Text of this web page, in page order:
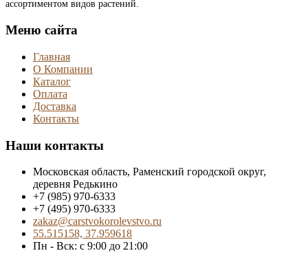
ассортиментом видов растений.
Меню сайта
Главная
О Компании
Каталог
Оплата
Доставка
Контакты
Наши контакты
Московская область, Раменский городской округ,
деревня Редькино
+7 (985) 970-6333
+7 (495) 970-6333
zakaz@carstvokorolevstvo.ru
55.515158, 37.959618
Пн - Вск: с 9:00 до 21:00